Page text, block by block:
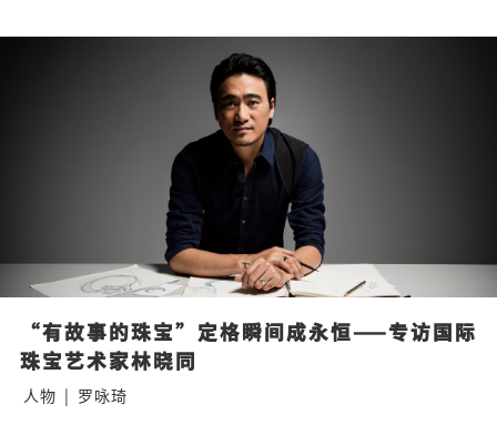
“有故事的珠宝”定格瞬间成永恒——专访国际
珠宝艺术家林晓同
人物 | 罗咏琦